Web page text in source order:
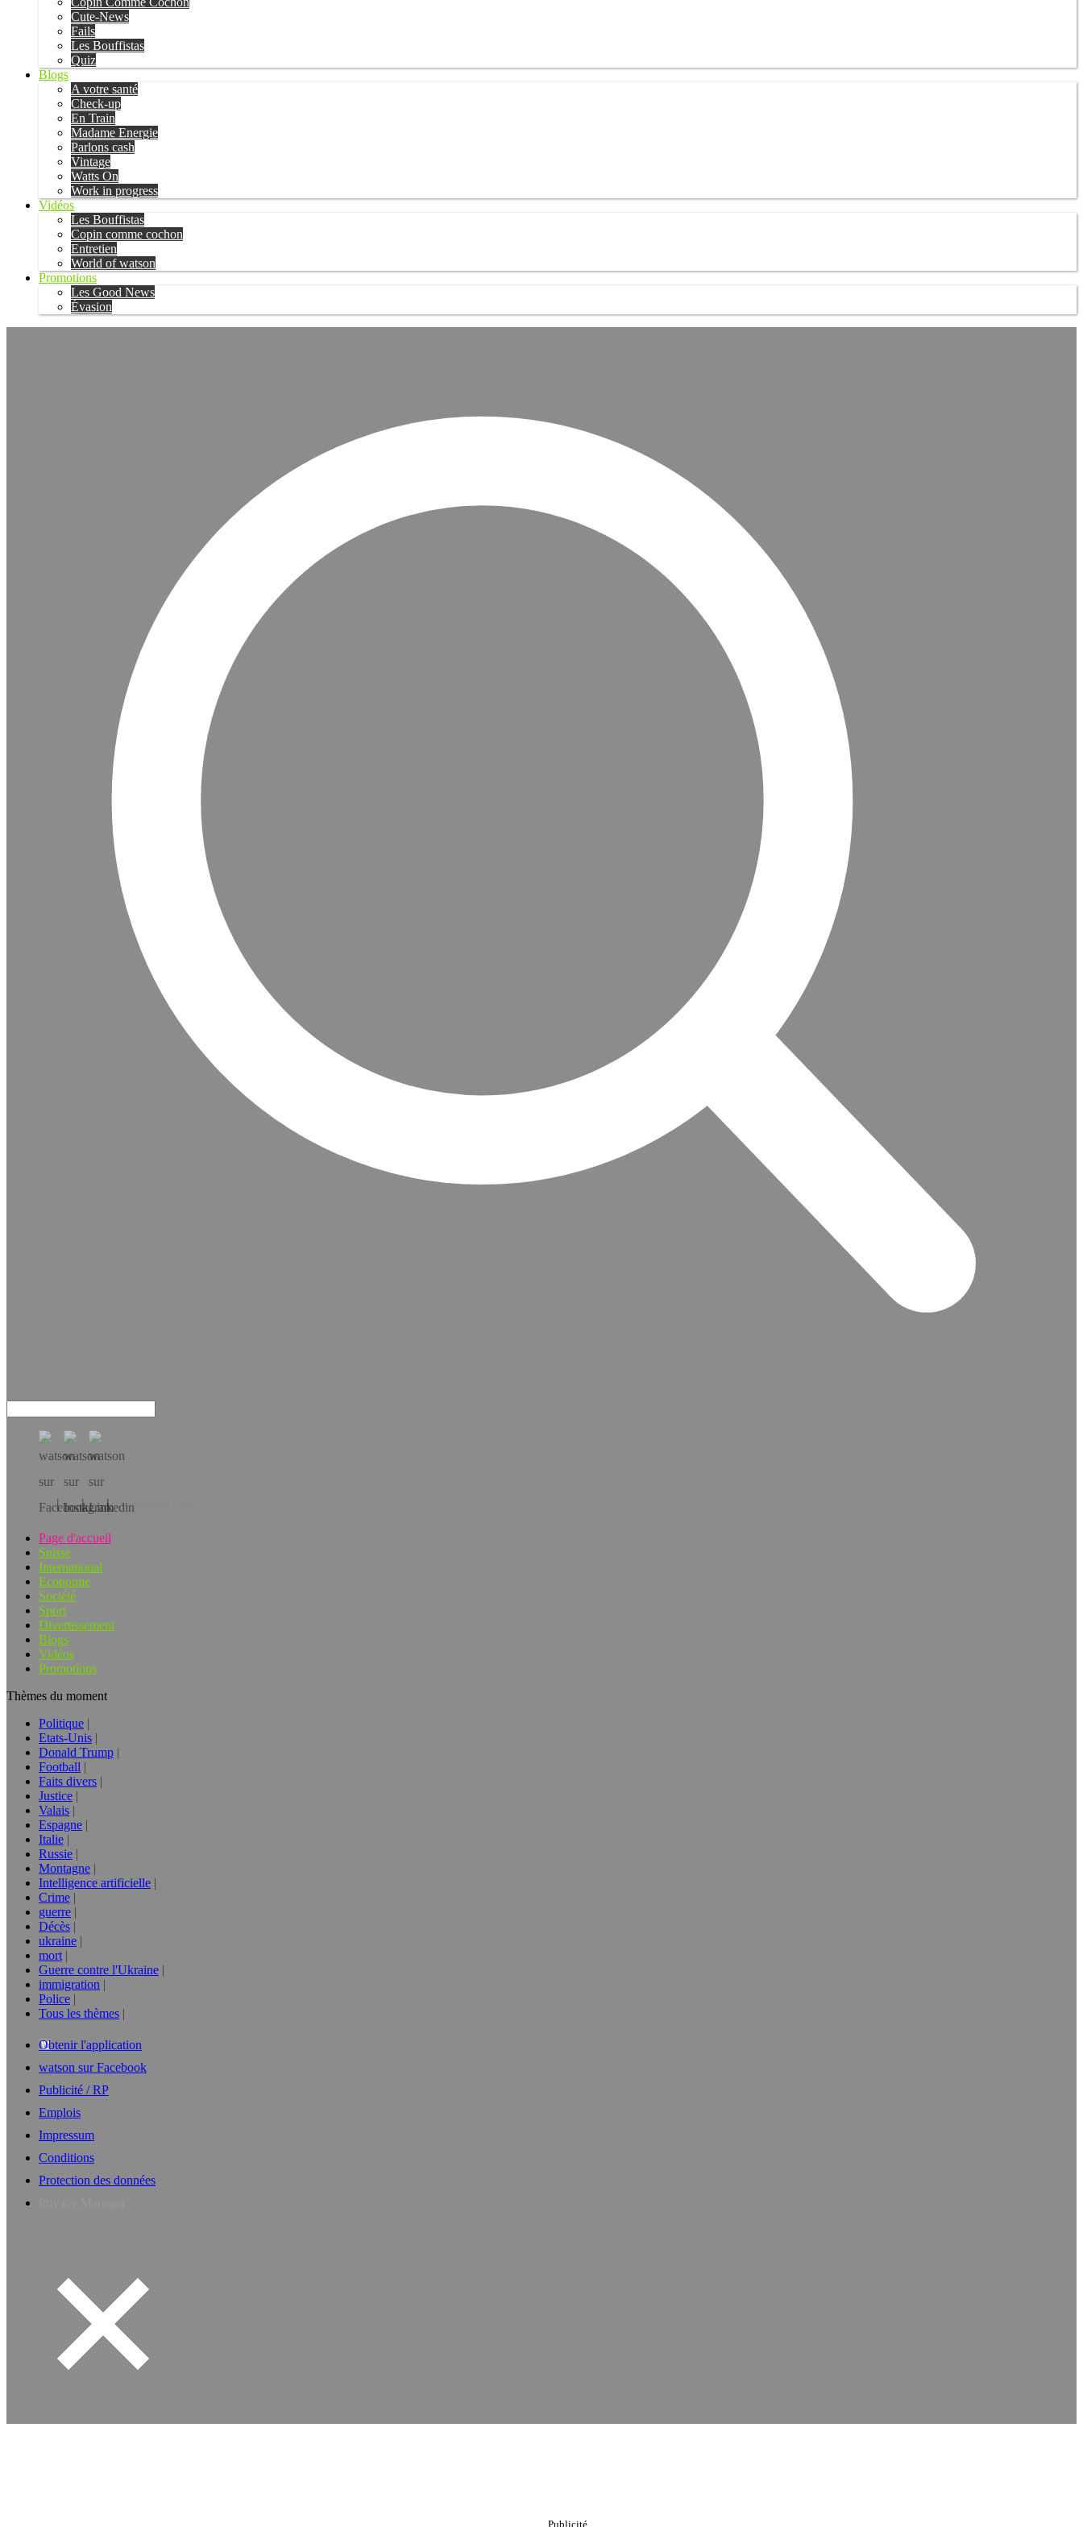
Cute-News
Fails
Les Bouffistas
Quiz
Blogs
A votre santé
Check-up
En Train
Madame Energie
Parlons cash
Vintage
Watts On
Work in progress
Vidéos
Les Bouffistas
Copin comme cochon
Entretien
World of watson
Promotions
Les Good News
Évasion
Téléchargez l’app!
Page d'accueil
Suisse
International
Economie
Société
Sport
Divertissement
Blogs
Vidéos
Promotions
Thèmes du moment
Politique
Etats-Unis
Donald Trump
Football
Faits divers
Justice
Valais
Espagne
Italie
Russie
Montagne
Intelligence artificielle
Crime
guerre
Décès
ukraine
mort
Guerre contre l'Ukraine
immigration
Police
Tous les thèmes
Obtenir l'application
watson sur Facebook
Publicité / RP
Emplois
Impressum
Conditions
Protection des données